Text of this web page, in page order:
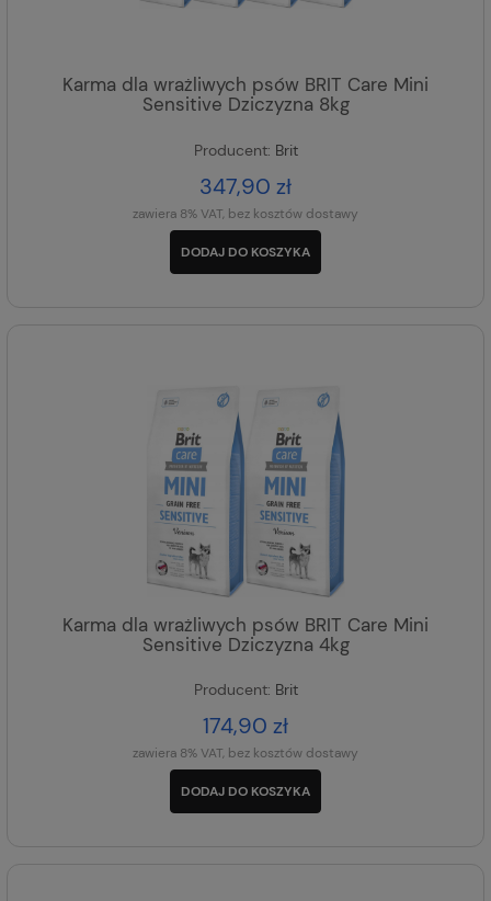
Karma dla wrażliwych psów BRIT Care Mini
Sensitive Dziczyzna 8kg
Producent: Brit
347,90 zł
zawiera 8% VAT, bez kosztów dostawy
DODAJ DO KOSZYKA
Karma dla wrażliwych psów BRIT Care Mini
Sensitive Dziczyzna 4kg
Producent: Brit
174,90 zł
zawiera 8% VAT, bez kosztów dostawy
DODAJ DO KOSZYKA